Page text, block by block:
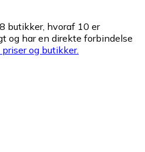
butikker, hvoraf 10 er
og har en direkte forbindelse
og butikker.